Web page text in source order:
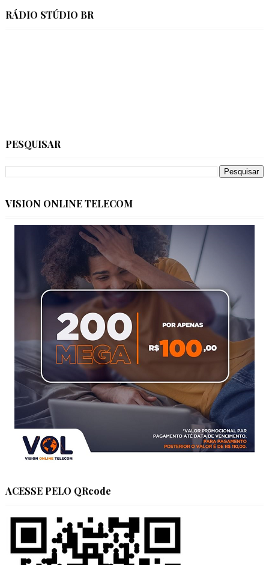
RÁDIO STÚDIO BR
PESQUISAR
VISION ONLINE TELECOM
ACESSE PELO QRcode